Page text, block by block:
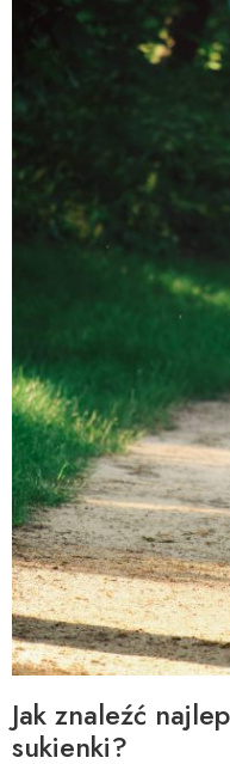
Jak znaleźć
sukienki?